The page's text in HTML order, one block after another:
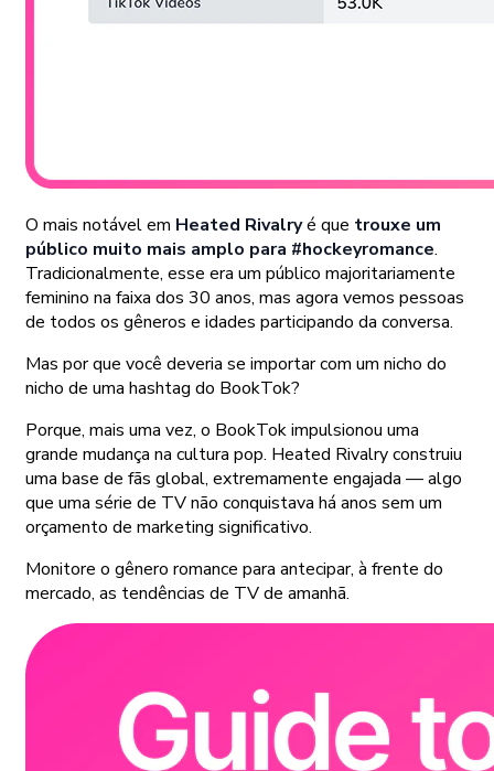
O mais notável em Heated Rivalryé que trouxe um
público muito mais amplo para #hockeyromance.
Tradicionalmente, esse era um público majoritariamente
feminino na faixa dos 30 anos, mas agora vemos pessoas
de todos os gêneros e idades participando da conversa.
Mas por que você deveria se importar com um nicho do
nicho de uma hashtag do BookTok?
Porque, mais uma vez, o BookTok impulsionou uma
grande mudança na cultura pop. Heated Rivalry construiu
uma base de fãs global, extremamente engajada — algo
que uma série de TV não conquistava há anos sem um
orçamento de marketing significativo.
Monitore o gênero romance para antecipar, à frente do
mercado, as tendências de TV de amanhã.